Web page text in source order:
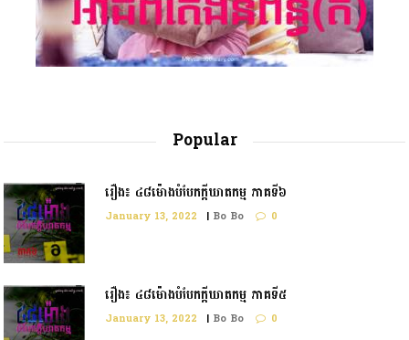
Popular
រឿង៖ ៤៨ម៉ោងបំបែកក្តីឃាតកម្ម ភាគទី៦
January 13, 2022 | Bo Bo 0
រឿង៖ ៤៨ម៉ោងបំបែកក្ដីឃាតកម្ម ភាគទី៥
January 13, 2022 | Bo Bo 0